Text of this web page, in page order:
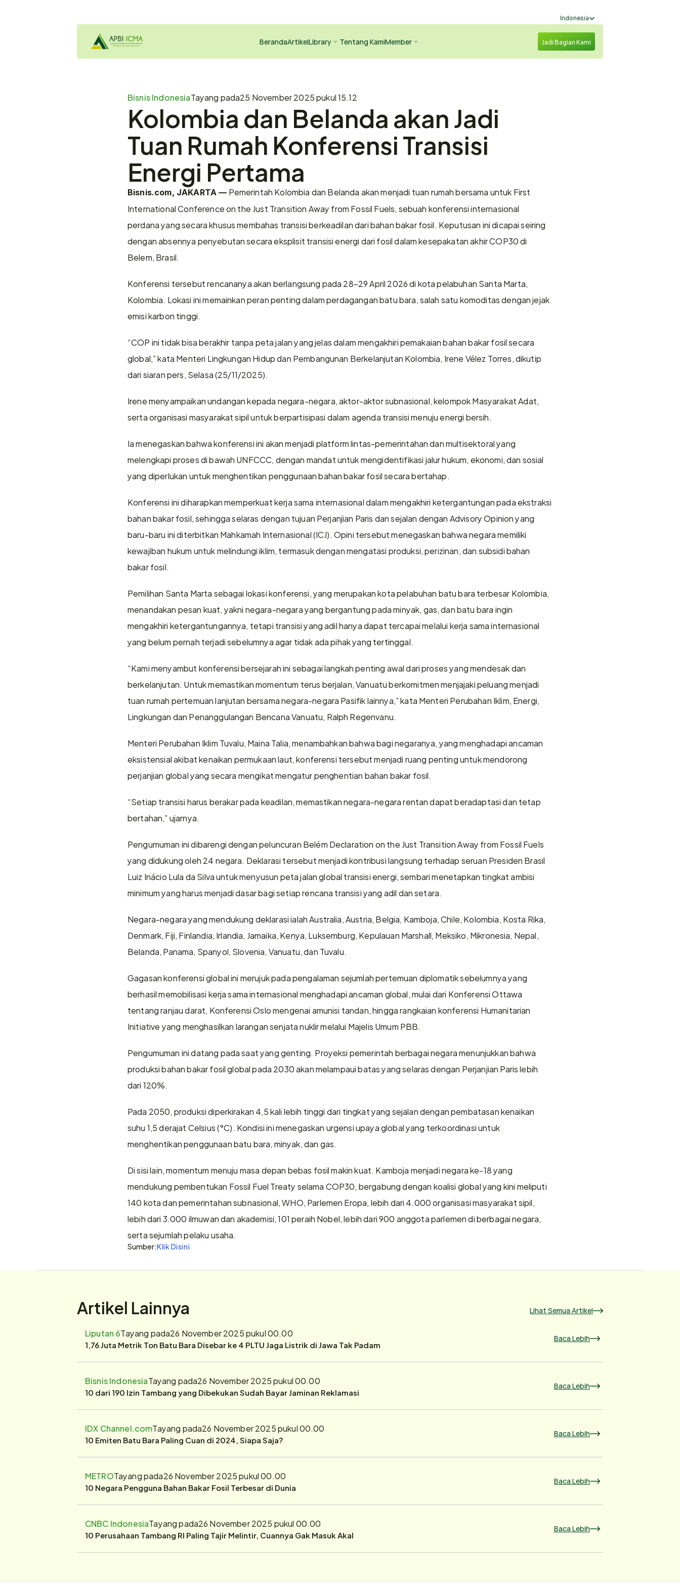
Select Language
Indonesia
BerandaArtikelLibrary Tentang KamiMember Jadi Bagian Kami
Bisnis IndonesiaTayang pada25 November 2025 pukul 15.12
Kolombia dan Belanda akan Jadi
Tuan Rumah Konferensi Transisi
Energi Pertama
Bisnis.com, JAKARTA — Pemerintah Kolombia dan Belanda akan menjadi tuan rumah bersama untuk First
International Conference on the Just Transition Away from Fossil Fuels, sebuah konferensi internasional
perdana yang secara khusus membahas transisi berkeadilan dari bahan bakar fosil. Keputusan ini dicapai seiring
dengan absennya penyebutan secara eksplisit transisi energi dari fosil dalam kesepakatan akhir COP30 di
Belem, Brasil.
Konferensi tersebut rencananya akan berlangsung pada 28–29 April 2026 di kota pelabuhan Santa Marta,
Kolombia. Lokasi ini memainkan peran penting dalam perdagangan batu bara, salah satu komoditas dengan jejak
emisi karbon tinggi.
“COP ini tidak bisa berakhir tanpa peta jalan yang jelas dalam mengakhiri pemakaian bahan bakar fosil secara
global,” kata Menteri Lingkungan Hidup dan Pembangunan Berkelanjutan Kolombia, Irene Vélez Torres, dikutip
dari siaran pers, Selasa (25/11/2025).
Irene menyampaikan undangan kepada negara-negara, aktor-aktor subnasional, kelompok Masyarakat Adat,
serta organisasi masyarakat sipil untuk berpartisipasi dalam agenda transisi menuju energi bersih.
Ia menegaskan bahwa konferensi ini akan menjadi platform lintas-pemerintahan dan multisektoral yang
melengkapi proses di bawah UNFCCC, dengan mandat untuk mengidentifikasi jalur hukum, ekonomi, dan sosial
yang diperlukan untuk menghentikan penggunaan bahan bakar fosil secara bertahap.
Konferensi ini diharapkan memperkuat kerja sama internasional dalam mengakhiri ketergantungan pada ekstraksi
bahan bakar fosil, sehingga selaras dengan tujuan Perjanjian Paris dan sejalan dengan Advisory Opinion yang
baru-baru ini diterbitkan Mahkamah Internasional (ICJ). Opini tersebut menegaskan bahwa negara memiliki
kewajiban hukum untuk melindungi iklim, termasuk dengan mengatasi produksi, perizinan, dan subsidi bahan
bakar fosil.
Pemilihan Santa Marta sebagai lokasi konferensi, yang merupakan kota pelabuhan batu bara terbesar Kolombia,
menandakan pesan kuat, yakni negara-negara yang bergantung pada minyak, gas, dan batu bara ingin
mengakhiri ketergantungannya, tetapi transisi yang adil hanya dapat tercapai melalui kerja sama internasional
yang belum pernah terjadi sebelumnya agar tidak ada pihak yang tertinggal.
“Kami menyambut konferensi bersejarah ini sebagai langkah penting awal dari proses yang mendesak dan
berkelanjutan. Untuk memastikan momentum terus berjalan, Vanuatu berkomitmen menjajaki peluang menjadi
tuan rumah pertemuan lanjutan bersama negara-negara Pasifik lainnya,” kata Menteri Perubahan Iklim, Energi,
Lingkungan dan Penanggulangan Bencana Vanuatu, Ralph Regenvanu.
Menteri Perubahan Iklim Tuvalu, Maina Talia, menambahkan bahwa bagi negaranya, yang menghadapi ancaman
eksistensial akibat kenaikan permukaan laut, konferensi tersebut menjadi ruang penting untuk mendorong
perjanjian global yang secara mengikat mengatur penghentian bahan bakar fosil.
“Setiap transisi harus berakar pada keadilan, memastikan negara-negara rentan dapat beradaptasi dan tetap
bertahan,” ujarnya.
Pengumuman ini dibarengi dengan peluncuran Belém Declaration on the Just Transition Away from Fossil Fuels
yang didukung oleh 24 negara. Deklarasi tersebut menjadi kontribusi langsung terhadap seruan Presiden Brasil
Luiz Inácio Lula da Silva untuk menyusun peta jalan global transisi energi, sembari menetapkan tingkat ambisi
minimum yang harus menjadi dasar bagi setiap rencana transisi yang adil dan setara.
Negara-negara yang mendukung deklarasi ialah Australia, Austria, Belgia, Kamboja, Chile, Kolombia, Kosta Rika,
Denmark, Fiji, Finlandia, Irlandia, Jamaika, Kenya, Luksemburg, Kepulauan Marshall, Meksiko, Mikronesia, Nepal,
Belanda, Panama, Spanyol, Slovenia, Vanuatu, dan Tuvalu.
Gagasan konferensi global ini merujuk pada pengalaman sejumlah pertemuan diplomatik sebelumnya yang
berhasil memobilisasi kerja sama internasional menghadapi ancaman global, mulai dari Konferensi Ottawa
tentang ranjau darat, Konferensi Oslo mengenai amunisi tandan, hingga rangkaian konferensi Humanitarian
Initiative yang menghasilkan larangan senjata nuklir melalui Majelis Umum PBB.
Pengumuman ini datang pada saat yang genting. Proyeksi pemerintah berbagai negara menunjukkan bahwa
produksi bahan bakar fosil global pada 2030 akan melampaui batas yang selaras dengan Perjanjian Paris lebih
dari 120%.
Pada 2050, produksi diperkirakan 4,5 kali lebih tinggi dari tingkat yang sejalan dengan pembatasan kenaikan
suhu 1,5 derajat Celsius (°C). Kondisi ini menegaskan urgensi upaya global yang terkoordinasi untuk
menghentikan penggunaan batu bara, minyak, dan gas.
Di sisi lain, momentum menuju masa depan bebas fosil makin kuat. Kamboja menjadi negara ke-18 yang
mendukung pembentukan Fossil Fuel Treaty selama COP30, bergabung dengan koalisi global yang kini meliputi
140 kota dan pemerintahan subnasional, WHO, Parlemen Eropa, lebih dari 4.000 organisasi masyarakat sipil,
lebih dari 3.000 ilmuwan dan akademisi, 101 peraih Nobel, lebih dari 900 anggota parlemen di berbagai negara,
serta sejumlah pelaku usaha.
Sumber:Klik Disini
Artikel Lainnya Lihat Semua Artikel
Liputan 6Tayang pada26 November 2025 pukul 00.00
1,76 Juta Metrik Ton Batu Bara Disebar ke 4 PLTU Jaga Listrik di Jawa Tak Padam Baca Lebih
Bisnis IndonesiaTayang pada26 November 2025 pukul 00.00
10 dari 190 Izin Tambang yang Dibekukan Sudah Bayar Jaminan Reklamasi Baca Lebih
IDX Channel.comTayang pada26 November 2025 pukul 00.00
10 Emiten Batu Bara Paling Cuan di 2024, Siapa Saja? Baca Lebih
METROTayang pada26 November 2025 pukul 00.00
10 Negara Pengguna Bahan Bakar Fosil Terbesar di Dunia Baca Lebih
CNBC IndonesiaTayang pada26 November 2025 pukul 00.00
10 Perusahaan Tambang RI Paling Tajir Melintir, Cuannya Gak Masuk Akal Baca Lebih